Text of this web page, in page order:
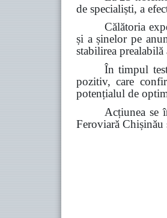
de specialiști, a
Călătoria
și a șinelor pe
stabilirea
În timpul
pozitiv, care
potențialul de
Acțiunea se
Feroviară